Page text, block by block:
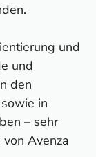
und
und
den
in
– sehr
Avenza